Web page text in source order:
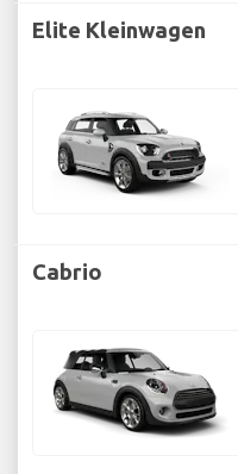
Elite Kleinwagen
Cabrio